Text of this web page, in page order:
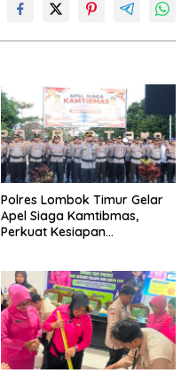
Polres Lombok Timur Gelar
Apel Siaga Kamtibmas,
Perkuat Kesiapan